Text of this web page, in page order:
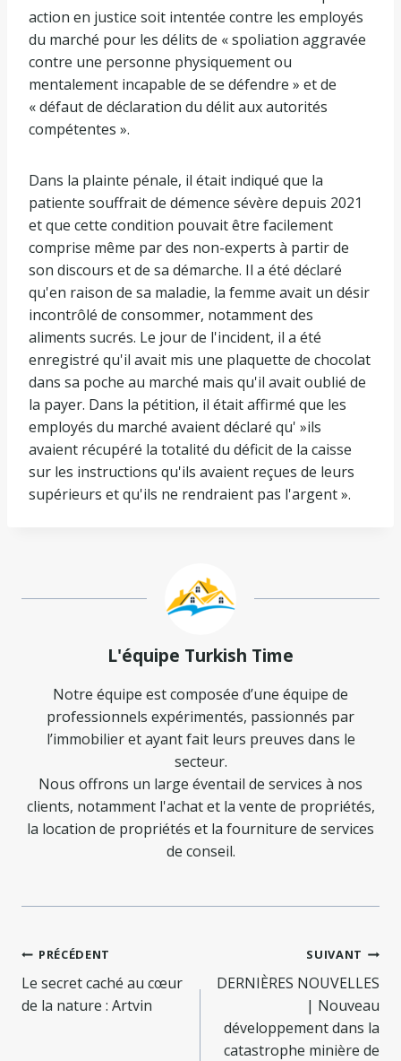
action en justice soit intentée contre les employés
du marché pour les délits de « spoliation aggravée
contre une personne physiquement ou
mentalement incapable de se défendre » et de
« défaut de déclaration du délit aux autorités
compétentes ».
Dans la plainte pénale, il était indiqué que la
patiente souffrait de démence sévère depuis 2021
et que cette condition pouvait être facilement
comprise même par des non-experts à partir de
son discours et de sa démarche. Il a été déclaré
qu'en raison de sa maladie, la femme avait un désir
incontrôlé de consommer, notamment des
aliments sucrés. Le jour de l'incident, il a été
enregistré qu'il avait mis une plaquette de chocolat
dans sa poche au marché mais qu'il avait oublié de
la payer. Dans la pétition, il était affirmé que les
employés du marché avaient déclaré qu' »ils
avaient récupéré la totalité du déficit de la caisse
sur les instructions qu'ils avaient reçues de leurs
supérieurs et qu'ils ne rendraient pas l'argent ».
L'équipe Turkish Time
Notre équipe est composée d’une équipe de
professionnels expérimentés, passionnés par
l’immobilier et ayant fait leurs preuves dans le
secteur.
Nous offrons un large éventail de services à nos
clients, notamment l'achat et la vente de propriétés,
la location de propriétés et la fourniture de services
de conseil.
Navigation
de
PRÉCÉDENT
Le secret caché au cœur
de la nature : Artvin
SUIVANT
DERNIÈRES NOUVELLES
| Nouveau
développement dans la
catastrophe minière de